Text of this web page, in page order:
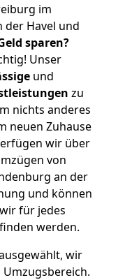
im
der Havel und
sparen?
Unser
und
zu
nichts anderes
neuen Zuhause
wir über
von
an der
und können
für jedes
werden.
wir
Umzugsbereich.